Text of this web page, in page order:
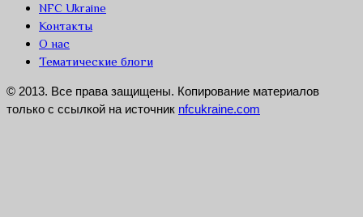
NFC Ukraine
Контакты
О нас
Тематические блоги
© 2013. Все права защищены. Копирование материалов
только с ссылкой на источник nfcukraine.com